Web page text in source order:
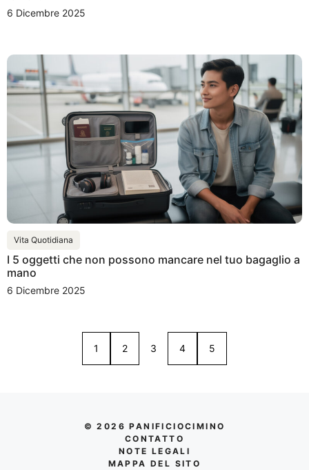
6 Dicembre 2025
Vita Quotidiana
I 5 oggetti che non possono mancare nel tuo bagaglio a
mano
6 Dicembre 2025
1 2 3 4 5
© 2026 PANIFICIOCIMINO
CONTATTO
NOTE LEGALI
MAPPA DEL SITO